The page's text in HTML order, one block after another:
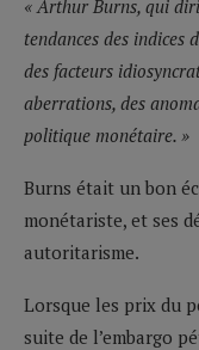
« Arthur Burns, qui
tendances des indices
des facteurs
aberrations, des
politique monétaire. »
Burns était un bon
monétariste, et ses
autoritarisme.
Lorsque les prix du
suite de l’embargo